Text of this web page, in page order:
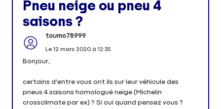
Pneu neige ou pneu 4
saisons ?
toumo78999
Le 12 mars 2020à 12:35
Bonjour,
certains d'entre vous ont ils sur leur véhicule des
pneus 4 saisons homologué neige (Michelin
crossclimate par ex) ? Si oui quand pensez vous ?